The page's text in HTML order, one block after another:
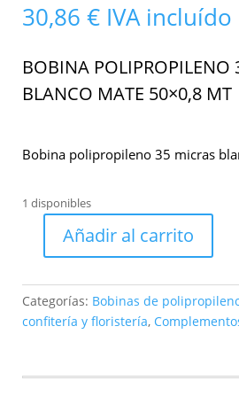
30,86 € IVA incluído
BOBINA POLIPROPILENO
BLANCO MATE 50×0,8 MT
Bobina polipropileno 35 micras
1 disponibles
35
micras
blanco
Añadir al carrito
Categorías: Bobinas de
confitería y floristería,